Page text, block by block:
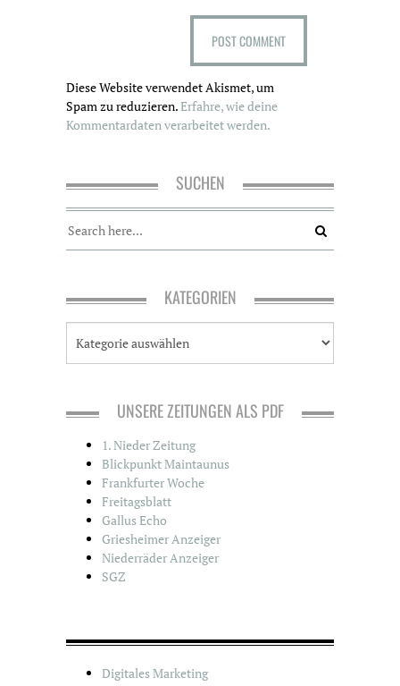
Diese Website verwendet Akismet, um
Spam zu reduzieren.Erfahre, wie deine
Kommentardaten verarbeitet werden.
SUCHEN
KATEGORIEN
t
UNSERE ZEITUNGEN ALS PDF
1. Nieder Zeitung
Blickpunkt Maintaunus
Frankfurter Woche
Freitagsblatt
Gallus Echo
Griesheimer Anzeiger
Niederräder Anzeiger
SGZ
Digitales Marketing